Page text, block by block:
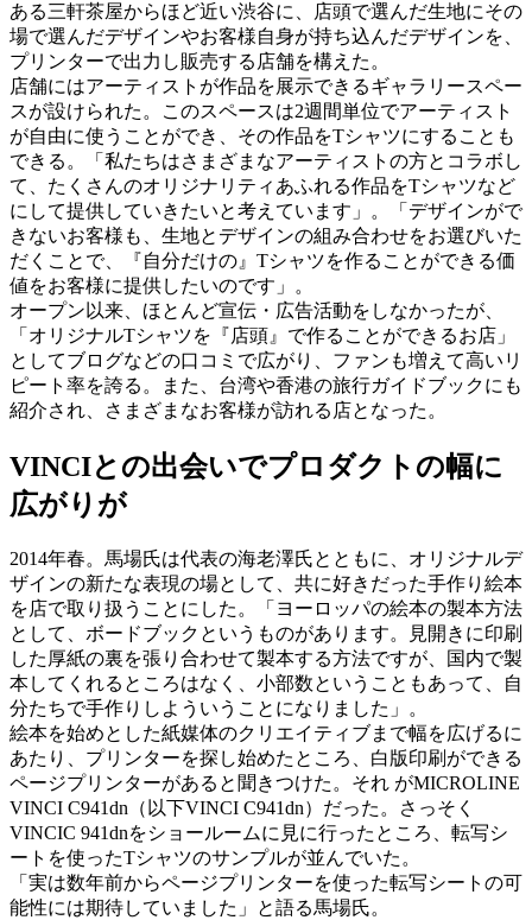
ある三軒茶屋からほど近い渋谷に、店頭で選んだ生地にその
場で選んだデザインやお客様自身が持ち込んだデザインを、
プリンターで出力し販売する店舗を構えた。
店舗にはアーティストが作品を展示できるギャラリースペー
スが設けられた。このスペースは2週間単位でアーティスト
が自由に使うことができ、その作品をTシャツにすることも
できる。「私たちはさまざまなアーティストの方とコラボし
て、たくさんのオリジナリティあふれる作品をTシャツなど
にして提供していきたいと考えています」。「デザインがで
きないお客様も、生地とデザインの組み合わせをお選びいた
だくことで、『自分だけの』Tシャツを作ることができる価
値をお客様に提供したいのです」。
オープン以来、ほとんど宣伝・広告活動をしなかったが、
「オリジナルTシャツを『店頭』で作ることができるお店」
としてブログなどの口コミで広がり、ファンも増えて高いリ
ピート率を誇る。また、台湾や香港の旅行ガイドブックにも
紹介され、さまざまなお客様が訪れる店となった。
VINCIとの出会いでプロダクトの幅に
広がりが
2014年春。馬場氏は代表の海老澤氏とともに、オリジナルデ
ザインの新たな表現の場として、共に好きだった手作り絵本
を店で取り扱うことにした。「ヨーロッパの絵本の製本方法
として、ボードブックというものがあります。見開きに印刷
した厚紙の裏を張り合わせて製本する方法ですが、国内で製
本してくれるところはなく、小部数ということもあって、自
分たちで手作りしよういうことになりました」。
絵本を始めとした紙媒体のクリエイティブまで幅を広げるに
あたり、プリンターを探し始めたところ、白版印刷ができる
ページプリンターがあると聞きつけた。それ がMICROLINE
VINCI C941dn（以下VINCI C941dn）だった。さっそく
VINCIC 941dnをショールームに見に行ったところ、転写シ
ートを使ったTシャツのサンプルが並んでいた。
「実は数年前からページプリンターを使った転写シートの可
能性には期待していました」と語る馬場氏。